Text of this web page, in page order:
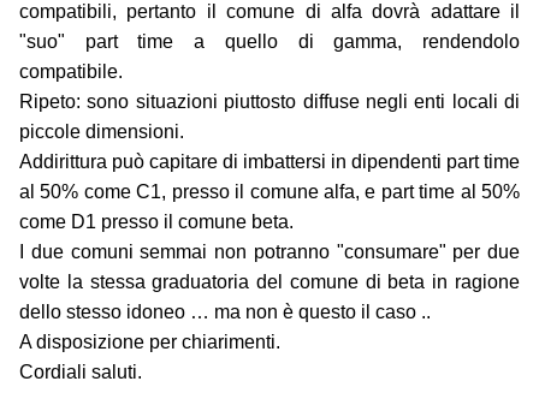
compatibili, pertanto il comune di alfa dovrà adattare il
"suo" part time a quello di gamma, rendendolo
compatibile.
Ripeto: sono situazioni piuttosto diffuse negli enti locali di
piccole dimensioni.
Addirittura può capitare di imbattersi in dipendenti part time
al 50% come C1, presso il comune alfa, e part time al 50%
come D1 presso il comune beta.
I due comuni semmai non potranno "consumare" per due
volte la stessa graduatoria del comune di beta in ragione
dello stesso idoneo … ma non è questo il caso ..
A disposizione per chiarimenti.
Cordiali saluti.